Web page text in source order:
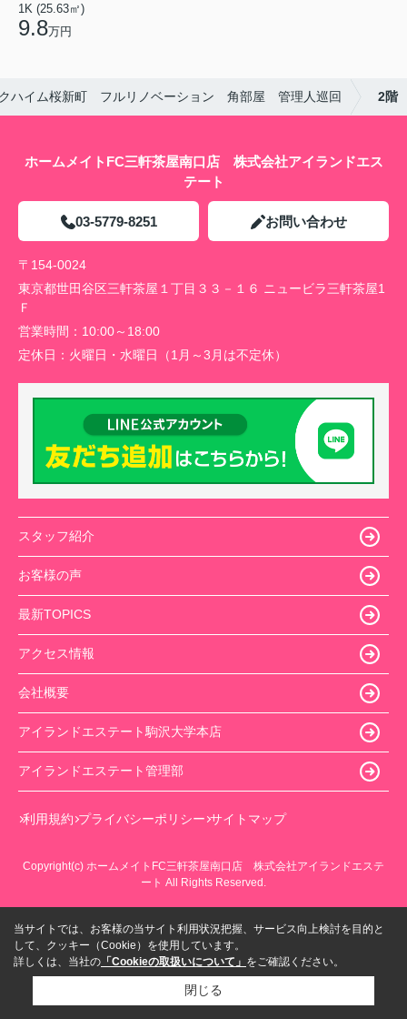
1K (25.63㎡)
9.8万円
ハイム桜新町 フルリノベーション 角部屋 管理人巡回 2階
ホームメイトFC三軒茶屋南口店 株式会社アイランドエス
テート
03-5779-8251 お問い合わせ
〒154-0024
東京都世田谷区三軒茶屋１丁目３３－１６ ニュービラ三軒茶屋1
Ｆ
営業時間： 10:00～18:00
定休日： 火曜日・水曜日（1月～3月は不定休）
スタッフ紹介
お客様の声
最新TOPICS
アクセス情報
会社概要
アイランドエステート駒沢大学本店
アイランドエステート管理部
利用規約 プライバシーポリシー サイトマップ
Copyright(c) ホームメイトFC三軒茶屋南口店 株式会社アイランドエステ
ート All Rights Reserved.
当サイトでは、お客様の当サイト利用状況把握、サービス向上検討を目的と
して、クッキー（Cookie）を使用しています。
詳しくは、当社の 「Cookieの取扱いについて」 をご確認ください。
閉じる